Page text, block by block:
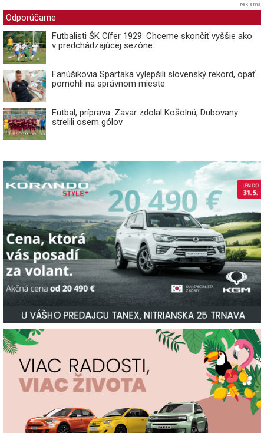
reklama
Odporúčame
Futbalisti ŠK Cífer 1929: Chceme skončiť vyššie ako
v predchádzajúcej sezóne
Fanúšikovia Spartaka vylepšili slovenský rekord, opäť
pomohli na správnom mieste
Futbal, príprava: Zavar zdolal Košolnú, Dubovany
strelili osem gólov